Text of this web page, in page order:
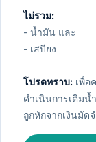
ไม่รวม:
- น้ำมัน และ
- เสบียง
โปรดทราบ:เพื่อ
ดำเนินการเติม
ถูกหักจากเงินมัด